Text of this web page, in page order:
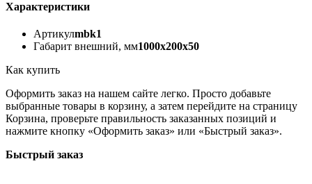
Характеристики
Артикулmbk1
Габарит внешний, мм1000х200х50
Как купить
Оформить заказ на нашем сайте легко. Просто добавьте
выбранные товары в корзину, а затем перейдите на страницу
Корзина, проверьте правильность заказанных позиций и
нажмите кнопку «Оформить заказ» или «Быстрый заказ».
Быстрый заказ